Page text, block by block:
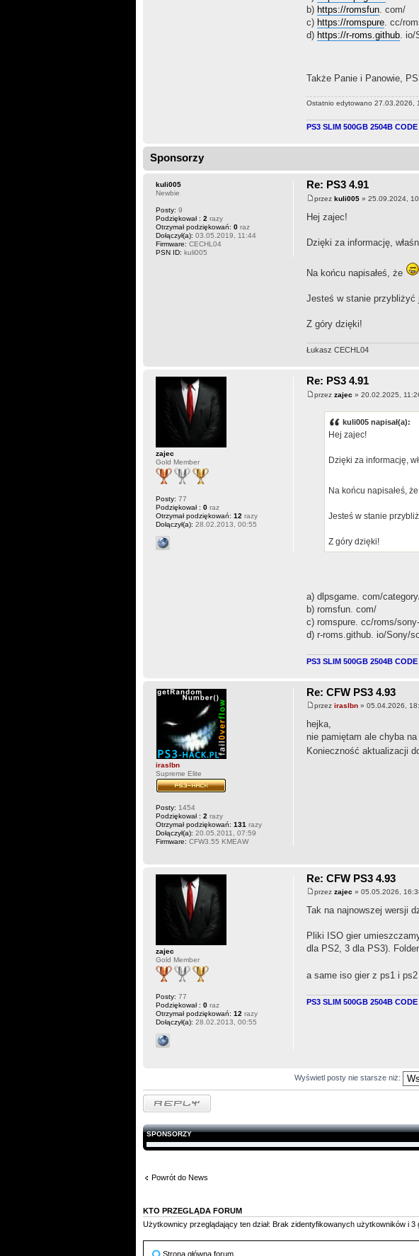
b) https://romsfun. com/
c) https://romspure. cc/
d) https://r-roms.github. io/
Także Panie i Panowie,
Ostatnio edytowano 27.03.2026,
PS3 SLIM 500GB 2504B
Sponsorzy
Re: PS3 4.91
przez kuli005» 25.09.2024,
Hej zajec!
Dzięki za informację,
Na końcu napisałeś, że
Jesteś w stanie
Z góry dzięki!
Łukasz CECHL04
kuli005
Newbie
Posty: 9
Podziękował : 2 razy
Otrzymał podziękowań: 0 raz
Dołączył(a): 03.05.2019, 11:44
Firmware: CECHL04
PSN ID: kuli005
Re: PS3 4.91
przez zajec » 20.02.2025,
kuli005 napisał(a):
Hej zajec!
Dzięki za informację,
Na końcu napisałeś, że
Jesteś w stanie
Z góry dzięki!
a) dlpsgame. com/
b) romsfun. com/
c) romspure. cc/roms/
d) r-roms.github. io/Sony/
PS3 SLIM 500GB 2504B
zajec
Gold Member
Posty: 77
Podziękował : 0 raz
Otrzymał podziękowań: 12 razy
Dołączył(a): 28.02.2013, 00:55
Re: CFW PS3 4.93
przez iraslbn» 05.04.2026,
hejka,
nie pamiętam ale chyba
Konieczność aktualizacji
iraslbn
Supreme Elite
Posty: 1454
Podziękował : 2 razy
Otrzymał podziękowań: 131 razy
Dołączył(a): 20.05.2011, 07:59
Firmware: CFW3.55 KMEAW
Re: CFW PS3 4.93
przez zajec » 05.05.2026,
Tak na najnowszej wersji
Pliki ISO gier
dla PS2, 3 dla PS3).
a same iso gier z ps1 i
PS3 SLIM 500GB 2504B
zajec
Gold Member
Posty: 77
Podziękował : 0 raz
Otrzymał podziękowań: 12 razy
Dołączył(a): 28.02.2013, 00:55
Wyświetl posty nie starsze niż:
Odpowiedz
SPONSORZY
Powrót do News
KTO PRZEGLĄDA FORUM
Użytkownicy przeglądający ten dział: Brak zidentyfikowanych użytkowników i 3
Strona główna forum